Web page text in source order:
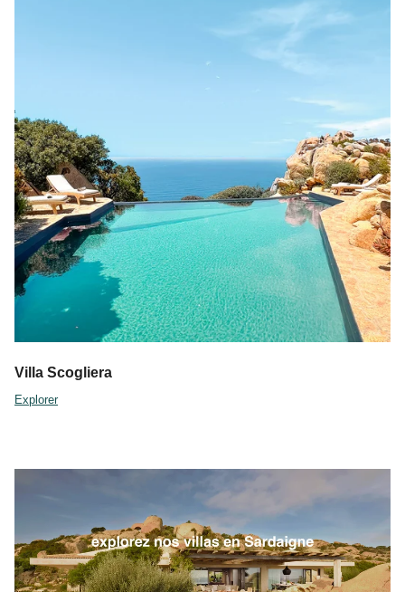
Villa Scogliera
Explorer